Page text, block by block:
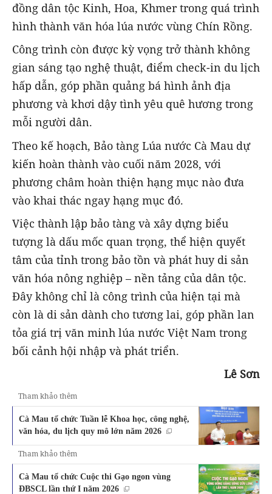
đồng dân tộc Kinh, Hoa, Khmer trong quá trình
hình thành văn hóa lúa nước vùng Chín Rồng.
Công trình còn được kỳ vọng trở thành không
gian sáng tạo nghệ thuật, điểm check-in du lịch
hấp dẫn, góp phần quảng bá hình ảnh địa
phương và khơi dậy tình yêu quê hương trong
mỗi người dân.
Theo kế hoạch, Bảo tàng Lúa nước Cà Mau dự
kiến hoàn thành vào cuối năm 2028, với
phương châm hoàn thiện hạng mục nào đưa
vào khai thác ngay hạng mục đó.
Việc thành lập bảo tàng và xây dựng biểu
tượng là dấu mốc quan trọng, thể hiện quyết
tâm của tỉnh trong bảo tồn và phát huy di sản
văn hóa nông nghiệp – nền tảng của dân tộc.
Đây không chỉ là công trình của hiện tại mà
còn là di sản dành cho tương lai, góp phần lan
tỏa giá trị văn minh lúa nước Việt Nam trong
bối cảnh hội nhập và phát triển.
Lê Sơn
Tham khảo thêm
Cà Mau tổ chức Tuần lễ Khoa học, công nghệ,
văn hóa, du lịch quy mô lớn năm 2026
Tham khảo thêm
Cà Mau tổ chức Cuộc thi Gạo ngon vùng
ĐBSCL lần thứ I năm 2026